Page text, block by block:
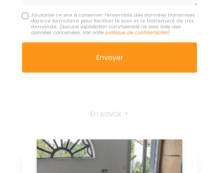
J'autorise ce site à conserver l'ensemble des données transmises
dans ce formulaire pour faciliter le suivi et le traitement de ma
demande. (Aucune exploitation commerciale ne sera faite des
données concervées. Voir notrepolitique de confidentialité)
En savoir +